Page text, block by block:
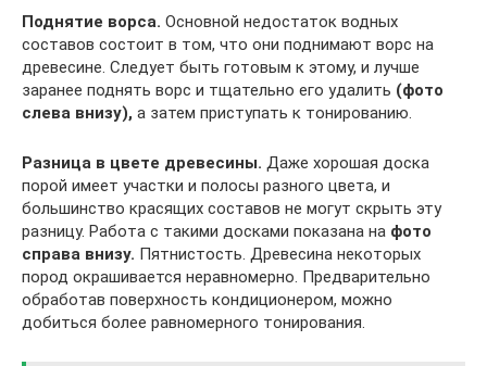
Поднятие ворса. Основной недостаток водных
составов состоит в том, что они поднимают ворс на
древесине. Следует быть готовым к этому, и лучше
заранее поднять ворс и тщательно его удалить (фото
слева внизу), а затем приступать к тонированию.
Разница в цвете древесины. Даже хорошая доска
порой имеет участки и полосы разного цвета, и
большинство красящих составов не могут скрыть эту
разницу. Работа с такими досками показана на фото
справа внизу. Пятнистость. Древесина некоторых
пород окрашивается неравномерно. Предварительно
обработав поверхность кондиционером, можно
добиться более равномерного тонирования.